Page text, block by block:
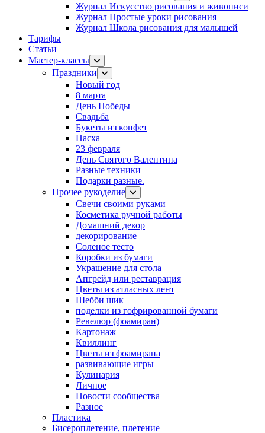
Журнал Искусство рисования и живописи
Журнал Простые уроки рисования
Журнал Школа рисования для малышей
Тарифы
Статьи
Мастер-классы
Праздники
Новый год
8 марта
День Победы
Свадьба
Букеты из конфет
Пасха
23 февраля
День Святого Валентина
Разные техники
Подарки разные.
Прочее рукоделие
Свечи своими руками
Косметика ручной работы
Домашний декор
декорирование
Соленое тесто
Коробки из бумаги
Украшение для стола
Апгрейд или реставрация
Цветы из атласных лент
Шебби шик
поделки из гофрированной бумаги
Ревелюр (фоамиран)
Картонаж
Квиллинг
Цветы из фоамирана
развивающие игры
Кулинария
Личное
Новости сообщества
Разное
Пластика
Бисероплетение, плетение